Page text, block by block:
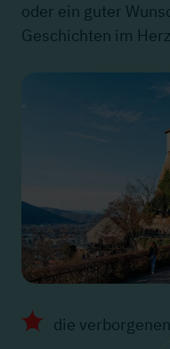
oder ein guter
Geschichten im
die